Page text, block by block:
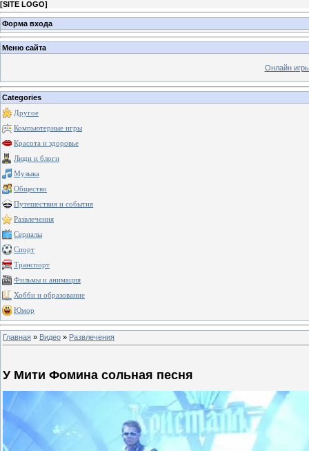
[SITE LOGO]
Форма входа
Меню сайта
Онлайн
Categories
Другое
Компьютерные игры
Красота и здоровье
Люди и блоги
Музыка
Общество
Путешествия и события
Развлечения
Сериалы
Спорт
Транспорт
Фильмы и анимация
Хобби и образование
Юмор
Главная » Видео » Развлечения
У Мити Фомина сольная песня